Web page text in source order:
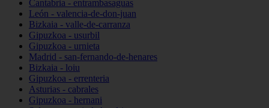
Cantabria - entrambasaguas
León - valencia-de-don-juan
Bizkaia - valle-de-carranza
Gipuzkoa - usurbil
Gipuzkoa - urnieta
Madrid - san-fernando-de-henares
Bizkaia - loiu
Gipuzkoa - errenteria
Asturias - cabrales
Gipuzkoa - hernani